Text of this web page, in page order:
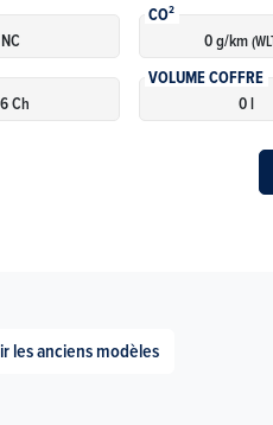
NC
CO²
0 g/km
Ch
VOLUME COFFRE
0 l
les anciens modèles